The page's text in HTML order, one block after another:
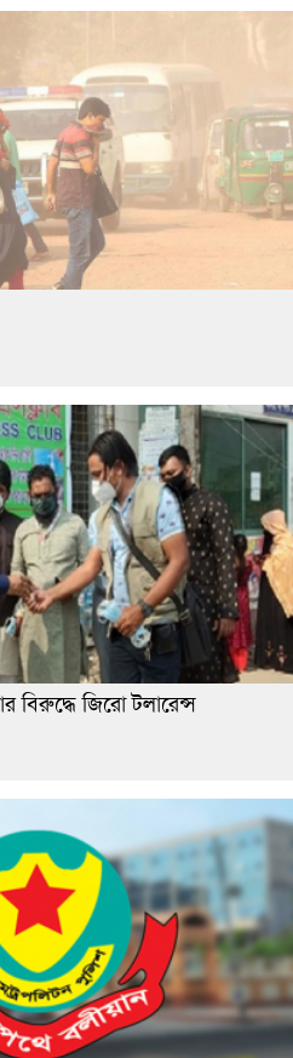
বিরুদ্ধে জিরো টলারেন্স